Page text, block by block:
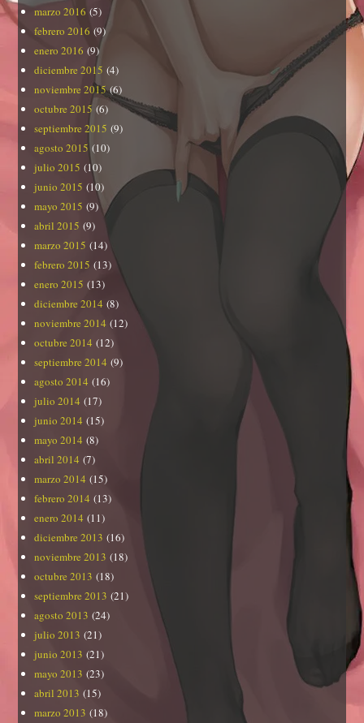
marzo 2016 (5)
febrero 2016 (9)
enero 2016 (9)
diciembre 2015 (4)
noviembre 2015(6)
octubre 2015 (6)
septiembre 2015 (9)
agosto 2015 (10)
julio 2015 (10)
junio 2015 (10)
mayo 2015 (9)
abril 2015 (9)
marzo 2015 (14)
febrero 2015 (13)
enero 2015 (13)
diciembre 2014 (8)
noviembre 2014 (12)
octubre 2014 (12)
septiembre 2014 (9)
agosto 2014 (16)
julio 2014 (17)
junio 2014 (15)
mayo 2014 (8)
abril 2014 (7)
marzo 2014 (15)
febrero 2014 (13)
enero 2014 (11)
diciembre 2013 (16)
noviembre 2013 (18)
octubre 2013 (18)
septiembre 2013 (21)
agosto 2013 (24)
julio 2013 (21)
junio 2013 (21)
mayo 2013 (23)
abril 2013 (15)
marzo 2013 (18)